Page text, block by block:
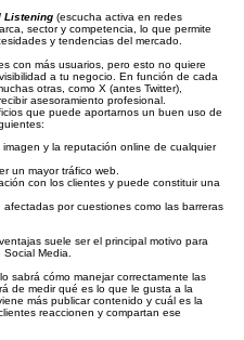
Listening (escucha activa en redes
sector y competencia, lo que permite
y tendencias del mercado.
con más usuarios, pero esto no quiere
a tu negocio. En función de cada
otras, como X (antes Twitter),
asesoramiento profesional.
que puede aportarnos un buen uso de
y la reputación online de cualquier
un mayor tráfico web.
con los clientes y puede constituir una
por cuestiones como las barreras
suele ser el principal motivo para
Media.
sabrá cómo manejar correctamente las
de medir qué es lo que le gusta a la
más publicar contenido y cuál es la
reaccionen y compartan ese